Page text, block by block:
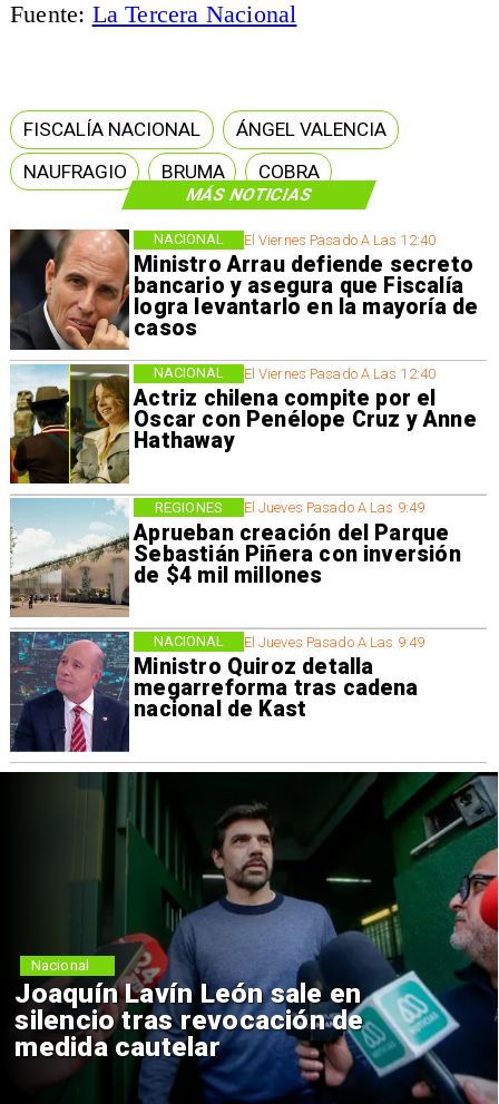
MÁS NOTICIAS
El Viernes Pasado A Las 12:40
Ministro Arrau defiende secreto
bancario y asegura que Fiscalía
logra levantarlo en la mayoría de
casos
NACIONAL
El Viernes Pasado A Las 12:40
Actriz chilena compite por el
Oscar con Penélope Cruz y Anne
Hathaway
NACIONAL
El Jueves Pasado A Las 9:49
Aprueban creación del Parque
Sebastián Piñera con inversión
de $4 mil millones
REGIONES
El Jueves Pasado A Las 9:49
Ministro Quiroz detalla
megarreforma tras cadena
nacional de Kast
NACIONAL
Fuente: La Tercera Nacional
FISCALÍA NACIONAL
ÁNGEL VALENCIA
NAUFRAGIO
BRUMA COBRA
León sale en
de
Chile y
reinicio de
consulares
Nacional